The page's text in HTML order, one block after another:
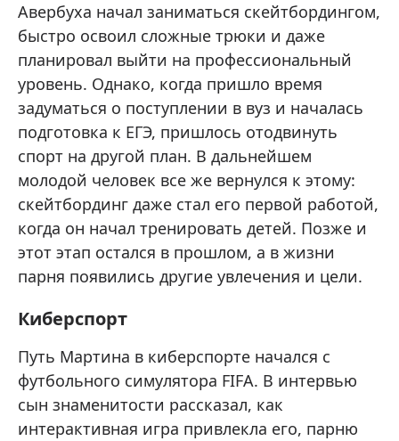
Авербуха начал заниматься скейтбордингом,
быстро освоил сложные трюки и даже
планировал выйти на профессиональный
уровень. Однако, когда пришло время
задуматься о поступлении в вуз и началась
подготовка к ЕГЭ, пришлось отодвинуть
спорт на другой план. В дальнейшем
молодой человек все же вернулся к этому:
скейтбординг даже стал его первой работой,
когда он начал тренировать детей. Позже и
этот этап остался в прошлом, а в жизни
парня появились другие увлечения и цели.
Киберспорт
Путь Мартина в киберспорте начался с
футбольного симулятора FIFA. В интервью
сын знаменитости рассказал, как
интерактивная игра привлекла его, парню